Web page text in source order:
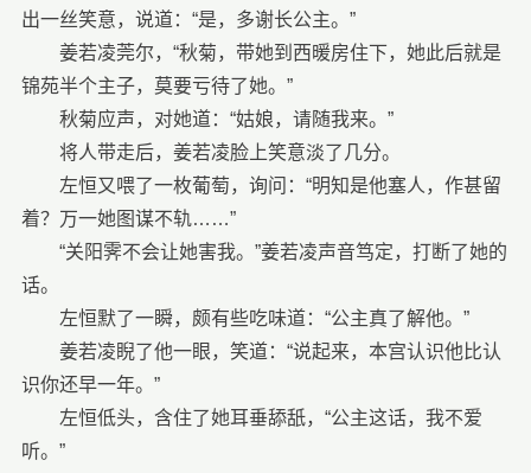
出一丝笑意，说道：“是，多谢长公主。”
姜若凌莞尔，“秋菊，带她到西暖房住下，她此后就是
锦苑半个主子，莫要亏待了她。”
秋菊应声，对她道：“姑娘，请随我来。”
将人带走后，姜若凌脸上笑意淡了几分。
左恒又喂了一枚葡萄，询问：“明知是他塞人，作甚留
着？万一她图谋不轨……”
“关阳霁不会让她害我。”姜若凌声音笃定，打断了她的
话。
左恒默了一瞬，颇有些吃味道：“公主真了解他。”
姜若凌睨了他一眼，笑道：“说起来，本宫认识他比认
识你还早一年。”
左恒低头，含住了她耳垂舔舐，“公主这话，我不爱
听。”